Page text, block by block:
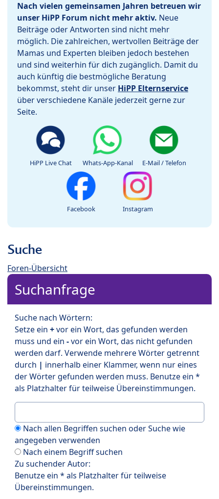
Nach vielen gemeinsamen Jahren betreuen wir
unser HiPP Forum nicht mehr aktiv. Neue
Beiträge oder Antworten sind nicht mehr
möglich. Die zahlreichen, wertvollen Beiträge der
Mamas und Experten bleiben jedoch bestehen
und sind weiterhin für dich zugänglich. Damit du
auch künftig die bestmögliche Beratung
bekommst, steht dir unser HiPP Elternservice
über verschiedene Kanäle jederzeit gerne zur
Seite.
HiPP Live Chat Whats-App-Kanal E-Mail / Telefon
Facebook Instagram
Suche
Foren-Übersicht
Suchanfrage
Suche nach Wörtern:
Setze ein +vor ein Wort, das gefunden werden
muss und ein -vor ein Wort, das nicht gefunden
werden darf. Verwende mehrere Wörter getrennt
durch | innerhalb einer Klammer, wenn nur eines
der Wörter gefunden werden muss. Benutze ein *
als Platzhalter für teilweise Übereinstimmungen.
Nach allen Begriffen suchen oder Suche wie
angegeben verwenden
Nach einem Begriff suchen
Zu suchender Autor:
Benutze ein * als Platzhalter für teilweise
Übereinstimmungen.